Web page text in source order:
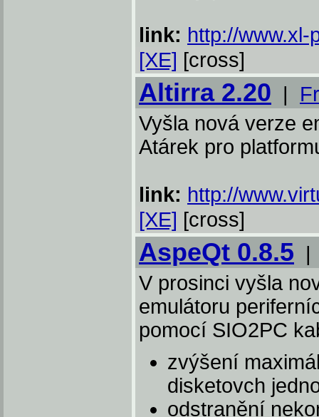
link: http://www.xl-
[XE] [cross]
Altirra 2.20 |
Vyšla nová verze
Atárek pro
link: http://
[XE] [cross]
AspeQt 0.8.5
V prosinci vyšla
emulátoru
pomocí SIO2PC
zvýšení
disketovch
odstranění